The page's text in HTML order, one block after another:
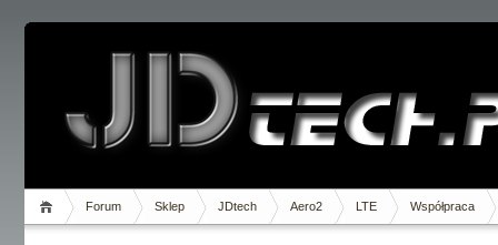
Forum Sklep JDtech Aero2 LTE Współpraca